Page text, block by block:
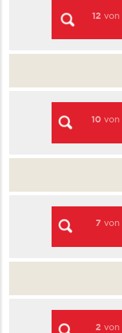
12 von
10 von
7 von
2 von